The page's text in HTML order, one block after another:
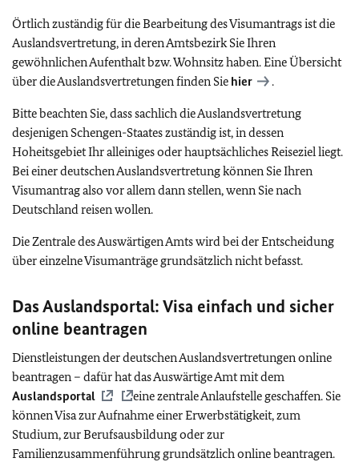
Örtlich zuständig für die Bearbeitung des Visumantrags ist die
Auslandsvertretung, in deren Amtsbezirk Sie Ihren
gewöhnlichen Aufenthalt bzw. Wohnsitz haben. Eine Übersicht
über die Auslandsvertretungen finden Sie hier .
Bitte beachten Sie, dass sachlich die Auslandsvertretung
desjenigen Schengen-Staates zuständig ist, in dessen
Hoheitsgebiet Ihr alleiniges oder hauptsächliches Reiseziel liegt.
Bei einer deutschen Auslandsvertretung können Sie Ihren
Visumantrag also vor allem dann stellen, wenn Sie nach
Deutschland reisen wollen.
Die Zentrale des Auswärtigen Amts wird bei der Entscheidung
über einzelne Visumanträge grundsätzlich nicht befasst.
Das Auslandsportal: Visa einfach und sicher
online beantragen
Dienstleistungen der deutschen Auslandsvertretungen online
beantragen – dafür hat dasAuswärtige Amt mit dem
Auslandsportal
eine zentrale Anlaufstelle geschaffen. Sie
können Visa zur Aufnahme einer Erwerbstätigkeit, zum
Studium, zur Berufsausbildung oder zur
Familienzusammenführung grundsätzlich online beantragen.